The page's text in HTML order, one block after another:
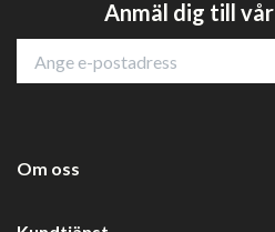
Anmäl dig till
Om oss